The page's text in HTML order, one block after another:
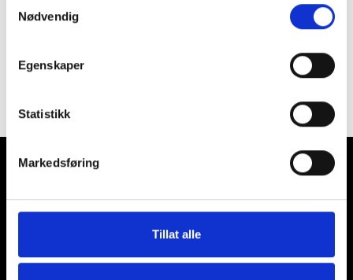
Nødvendig
Egenskaper
Statistikk
Markedsføring
Tillat alle
995959062
Om oss
Betingelser
Epost: